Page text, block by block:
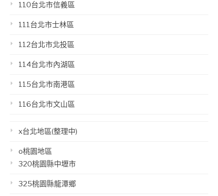
110台北市信義區
111台北市士林區
112台北市北投區
114台北市內湖區
115台北市南港區
116台北市文山區
x台北地區(整理中)
o桃園地區
320桃園縣中壢市
325桃園縣龍潭鄉